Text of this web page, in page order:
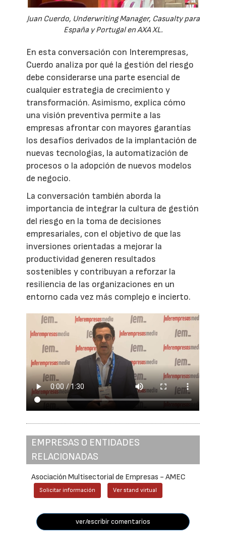
Juan Cuerdo, Underwriting Manager, Casualty para
España y Portugal en AXA XL.
En esta conversación con Interempresas,
Cuerdo analiza por qué la gestión del riesgo
debe considerarse una parte esencial de
cualquier estrategia de crecimiento y
transformación. Asimismo, explica cómo
una visión preventiva permite a las
empresas afrontar con mayores garantías
los desafíos derivados de la implantación de
nuevas tecnologías, la automatización de
procesos o la adopción de nuevos modelos
de negocio.
La conversación también aborda la
importancia de integrar la cultura de gestión
del riesgo en la toma de decisiones
empresariales, con el objetivo de que las
inversiones orientadas a mejorar la
productividad generen resultados
sostenibles y contribuyan a reforzar la
resiliencia de las organizaciones en un
entorno cada vez más complejo e incierto.
EMPRESAS O ENTIDADES
RELACIONADAS
Asociación Multisectorial de Empresas - AMEC
Solicitar información Ver stand virtual
ver/escribir comentarios